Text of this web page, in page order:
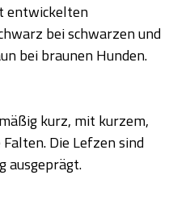
entwickelten
bei schwarzen und
bei braunen Hunden.
kurz, mit kurzem,
Die Lefzen sind
ausgeprägt.